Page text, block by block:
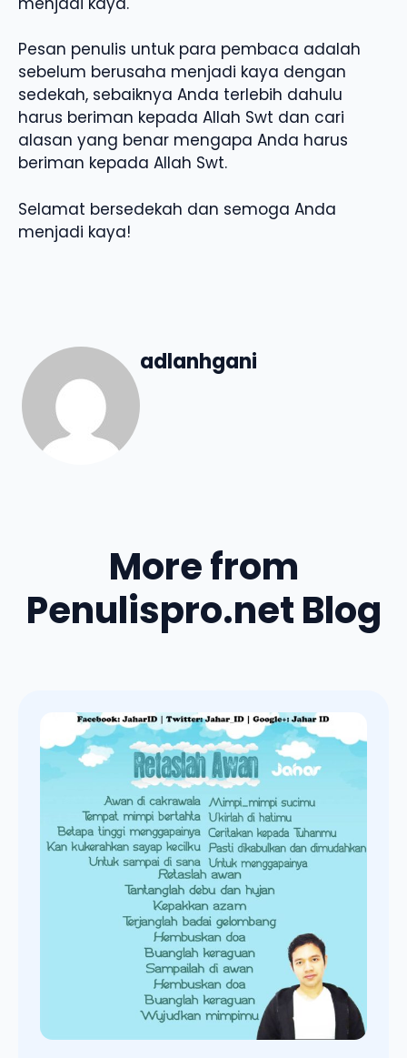
Pesan penulis untuk para pembaca adalah
sebelum berusaha menjadi kaya dengan
sedekah, sebaiknya Anda terlebih dahulu
harus beriman kepada Allah Swt dan cari
alasan yang benar mengapa Anda harus
beriman kepada Allah Swt.
Selamat bersedekah dan semoga Anda
menjadi kaya!
adlanhgani
More from
Penulispro.net Blog